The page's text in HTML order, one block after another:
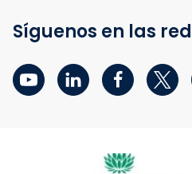
Síguenos en las